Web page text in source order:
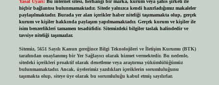
Yasal Uyarı: Bu internet sitesi, herhangi bir marka, kurum veya şahıs şirketi ile
hiçbir bağlantısı bulunmamaktadır. Sitede yalnızca kendi hazırladığımız makaleler
paylaşılmaktadır. Burada yer alan içerikler haber niteliği taşımamakta olup, gerçek
kurum ve kişiler hakkında paylaşım yapılmamaktadır. Gerçek kurum ve kişiler ile
isim benzerlikleri tamamen tesadüfidir. Sitemizdeki bilgiler taslak halindedir ve
tavsiye niteliği taşımazlar.
Sitemiz, 5651 Sayılı Kanun gereğince Bilgi Teknolojileri ve İletişim Kurumu (BTK)
tarafından onaylanmış bir Yer Sağlayıcı olarak hizmet vermektedir. Bu nedenle,
sitedeki içerikleri proaktif olarak denetleme veya araştırma yükümlülüğümüz
bulunmamaktadır. Ancak, üyelerimiz yazdıkları içeriklerin sorumluluğunu
taşımakta olup, siteye üye olarak bu sorumluluğu kabul etmiş sayılırlar.